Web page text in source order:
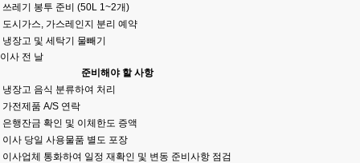
쓰레기 봉투 준비 (50L 1~2개)
도시가스, 가스레인지 분리 예약
냉장고 및 세탁기 물빼기
이사 전 날
준비해야 할 사항
냉장고 음식 분류하여 처리
가전제품 A/S 연락
은행잔금 확인 및 이체한도 증액
이사 당일 사용물품 별도 포장
이사업체 통화하여 일정 재확인 및 변동 준비사항 점검